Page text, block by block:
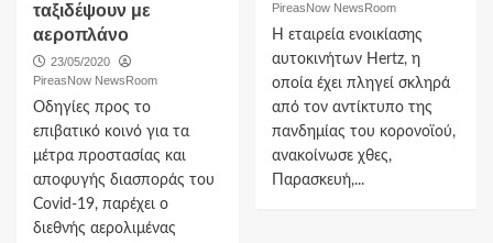
ταξιδέψουν με
αεροπλάνο
23/05/2020
PireasNow NewsRoom
Oδηγίες προς το
επιβατικό κοινό για τα
μέτρα προστασίας και
αποφυγής διασποράς του
Covid-19, παρέχει ο
διεθνής αερολιμένας
PireasNow NewsRoom
Η εταιρεία ενοικίασης
αυτοκινήτων Hertz, η
οποία έχει πληγεί σκληρά
από τον αντίκτυπο της
πανδημίας του κορονοϊού,
ανακοίνωσε χθες,
Παρασκευή,...